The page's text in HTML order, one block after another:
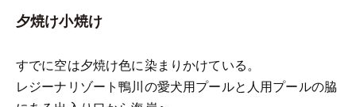
夕焼け小焼け
すでに空は夕焼け色に染まりかけている。
レジーナリゾート鴨川の愛犬用プールと人用プールの脇